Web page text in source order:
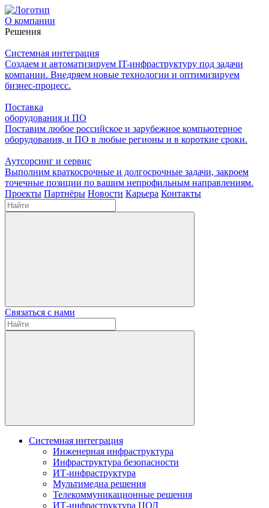
О компании
Решения
Системная интеграция
Создаем и автоматизируем IT-инфраструктуру под задачи
компании. Внедряем новые технологии и оптимизируем
бизнес-процесс.
Поставка
оборудования и ПО
Поставим любое российское и зарубежное компьютерное
оборудования, и ПО в любые регионы и в короткие сроки.
Аутсорсинг и сервис
Выполним краткосрочные и долгосрочные задачи, закроем
точечные позиции по вашим непрофильным направлениям.
Проекты Партнёры Новости Карьера Контакты
Связаться с нами
Системная интеграция
Инженерная инфраструктура
Инфраструктура безопасности
ИТ-инфраструктура
Мультимедиа решения
Телекоммуникационные решения
ИТ-инфраструктура ЦОД